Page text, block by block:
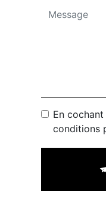
En
conditions